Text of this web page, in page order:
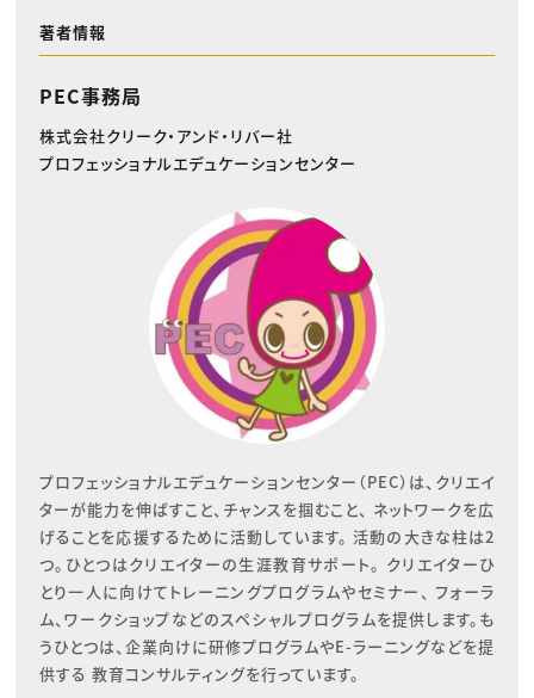
著者情報
PEC事務局
株式会社クリーク・アンド・リバー社
プロフェッショナルエデュケーションセンター
プロフェッショナルエデュケーションセンター（PEC）は、クリエイ
ターが能力を伸ばすこと、チャンスを掴むこと、 ネットワークを広
げることを応援するために活動しています。 活動の大きな柱は2
つ。ひとつはクリエイターの生涯教育サポート。 クリエイターひ
とり一人に向けてトレーニングプログラムやセミナー、 フォーラ
ム、ワークショップなどのスペシャルプログラムを提供します。も
うひとつは、企業向けに研修プログラムやE-ラーニングなどを提
供する 教育コンサルティングを行っています。